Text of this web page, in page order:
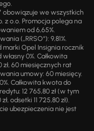
obowiązuje we wszystkich
z o.o. Promocja polega na
od 6,65%.
(„RRSO“): 9,81%.
Opel Insignia rocznik
0%. Całkowita
60 miesięcznych rat
umowy: 60 miesięcy.
Całkowita kwota do
12 765,80 zł (w tym
odsetki 11 725,80 zł).
ubezpieczenia nie jest